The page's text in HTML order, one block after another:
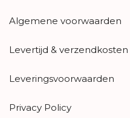
Algemene voorwaarden
Levertijd & verzendkosten
Leveringsvoorwaarden
Privacy Policy